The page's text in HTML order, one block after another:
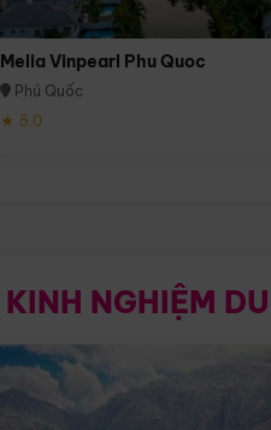
Melia Vinpearl Phu Quoc
Phú Quốc
★ 5.0
KINH NGHIỆM